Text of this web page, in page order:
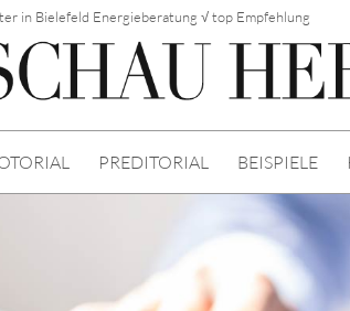
in Bielefeld Energieberatung √ top Empfehlung
PREDITORIAL BEISPIELE